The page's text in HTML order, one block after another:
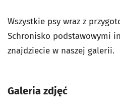
Wszystkie psy wraz z
Schronisko podstawowymi
znajdziecie w naszej galerii.
Galeria zdjęć